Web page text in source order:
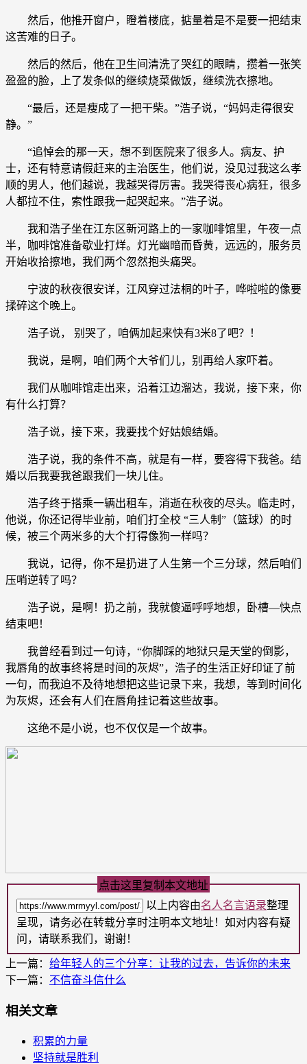
然后，他推开窗户，瞪着楼底，掂量着是不是要一把结束
这苦难的日子。
然后的然后，他在卫生间清洗了哭红的眼睛，攒着一张笑
盈盈的脸，上了发条似的继续烧菜做饭，继续洗衣擦地。
“最后，还是瘦成了一把干柴。”浩子说，“妈妈走得很安
静。”
“追悼会的那一天，想不到医院来了很多人。病友、护
士，还有特意请假赶来的主治医生，他们说，没见过我这么孝
顺的男人，他们越说，我越哭得厉害。我哭得丧心病狂，很多
人都拉不住，索性跟我一起哭起来。”浩子说。
我和浩子坐在江东区新河路上的一家咖啡馆里，午夜一点
半，咖啡馆准备歇业打烊。灯光幽暗而昏黄，远远的，服务员
开始收拾擦地，我们两个忽然抱头痛哭。
宁波的秋夜很安详，江风穿过法桐的叶子，哗啦啦的像要
揉碎这个晚上。
浩子说， 别哭了，咱俩加起来快有3米8了吧？！
我说，是啊，咱们两个大爷们儿，别再给人家吓着。
我们从咖啡馆走出来，沿着江边溜达，我说，接下来，你
有什么打算？
浩子说，接下来，我要找个好姑娘结婚。
浩子说，我的条件不高，就是有一样，要容得下我爸。结
婚以后我要我爸跟我们一块儿住。
浩子终于搭乘一辆出租车，消逝在秋夜的尽头。临走时，
他说，你还记得毕业前，咱们打全校 “三人制”（篮球）的时
候，被三个两米多的大个打得像狗一样吗？
我说，记得，你不是扔进了人生第一个三分球，然后咱们
压哨逆转了吗？
浩子说，是啊！扔之前，我就傻逼呼呼地想，卧槽—快点
结束吧！
我曾经看到过一句诗，“你脚踩的地狱只是天堂的倒影，
我唇角的故事终将是时间的灰烬”，浩子的生活正好印证了前
一句，而我迫不及待地想把这些记录下来，我想，等到时间化
为灰烬，还会有人们在唇角挂记着这些故事。
这绝不是小说，也不仅仅是一个故事。
点击这里复制本文地址
以上内容由名人名言语录整理
呈现，请务必在转载分享时注明本文地址！如对内容有疑
问，请联系我们，谢谢！
上一篇： 给年轻人的三个分享：让我的过去，告诉你的未来
下一篇： 不信奋斗信什么
相关文章
积累的力量
坚持就是胜利